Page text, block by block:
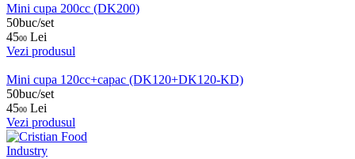
Mini cupa 200cc (DK200)
50buc/set
4500 Lei
Vezi produsul
Mini cupa 120cc+capac (DK120+DK120-KD)
50buc/set
4500 Lei
Vezi produsul